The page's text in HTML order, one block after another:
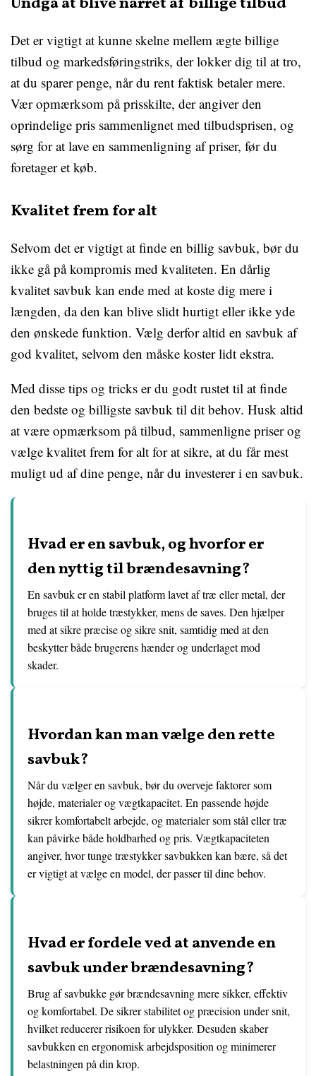
Det er vigtigt at kunne skelne mellem ægte billige
tilbud og markedsføringstriks, der lokker dig til at tro,
at du sparer penge, når du rent faktisk betaler mere.
Vær opmærksom på prisskilte, der angiver den
oprindelige pris sammenlignet med tilbudsprisen, og
sørg for at lave en sammenligning af priser, før du
foretager et køb.
Kvalitet frem for alt
Selvom det er vigtigt at finde en billig savbuk, bør du
ikke gå på kompromis med kvaliteten. En dårlig
kvalitet savbuk kan ende med at koste dig mere i
længden, da den kan blive slidt hurtigt eller ikke yde
den ønskede funktion. Vælg derfor altid en savbuk af
god kvalitet, selvom den måske koster lidt ekstra.
Med disse tips og tricks er du godt rustet til at finde
den bedste og billigste savbuk til dit behov. Husk altid
at være opmærksom på tilbud, sammenligne priser og
vælge kvalitet frem for alt for at sikre, at du får mest
muligt ud af dine penge, når du investerer i en savbuk.
Hvad er en savbuk, og hvorfor er
den nyttig til brændesavning?
En savbuk er en stabil platform lavet af træ eller metal, der
bruges til at holde træstykker, mens de saves. Den hjælper
med at sikre præcise og sikre snit, samtidig med at den
beskytter både brugerens hænder og underlaget mod
skader.
Hvordan kan man vælge den rette
savbuk?
Når du vælger en savbuk, bør du overveje faktorer som
højde, materialer og vægtkapacitet. En passende højde
sikrer komfortabelt arbejde, og materialer som stål eller træ
kan påvirke både holdbarhed og pris. Vægtkapaciteten
angiver, hvor tunge træstykker savbukken kan bære, så det
er vigtigt at vælge en model, der passer til dine behov.
Hvad er fordele ved at anvende en
savbuk under brændesavning?
Brug af savbukke gør brændesavning mere sikker, effektiv
og komfortabel. De sikrer stabilitet og præcision under snit,
hvilket reducerer risikoen for ulykker. Desuden skaber
savbukken en ergonomisk arbejdsposition og minimerer
belastningen på din krop.